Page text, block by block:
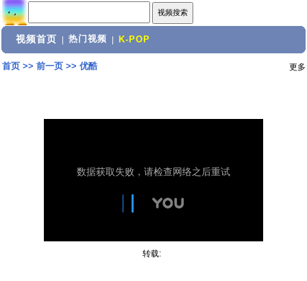
视频首页 热门视频 K-POP
首页>> 前一页>> 优酷 更多
转载: